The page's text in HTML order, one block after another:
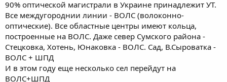
90% оптической магистрали в Украине принадлежит УТ.
Все междугороднии линии - ВОЛС (волоконно-
оптические). Все областные центры имеют кольца,
построенные на ВОЛС. Даже север Сумского района -
Стецковка, Хотень, Юнаковка - ВОЛС. Сад, В.Сыроватка -
ВОЛС + ШПД
И в этом году еще несколько сел перейдут на
ВОЛС+ШПД